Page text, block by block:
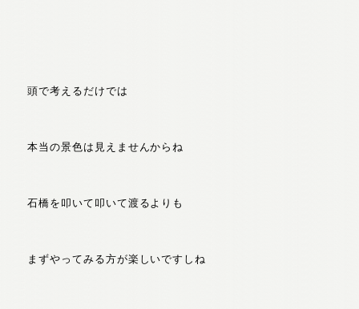
頭で考えるだけでは
本当の景色は見えませんからね
石橋を叩いて叩いて渡るよりも
まずやってみる方が楽しいですしね